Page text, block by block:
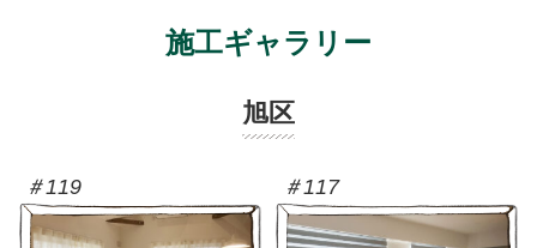
施工ギャラリー
旭区
＃119 ＃117